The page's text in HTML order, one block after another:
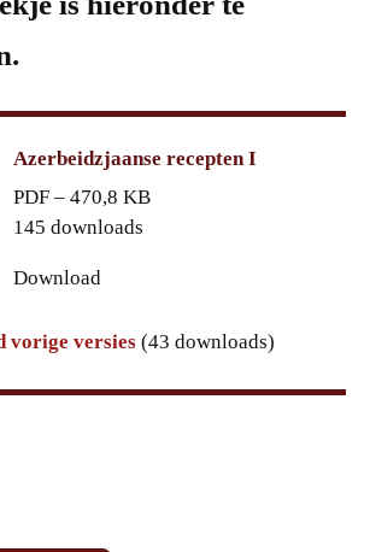
Azerbeidzjaanse recepten I
PDF – 470,8 KB
145 downloads
Download
vorige versies (43 downloads)